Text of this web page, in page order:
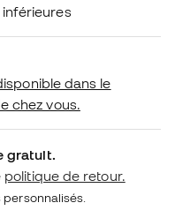
dans le
chez vous.
gratuit.
politique de retour.